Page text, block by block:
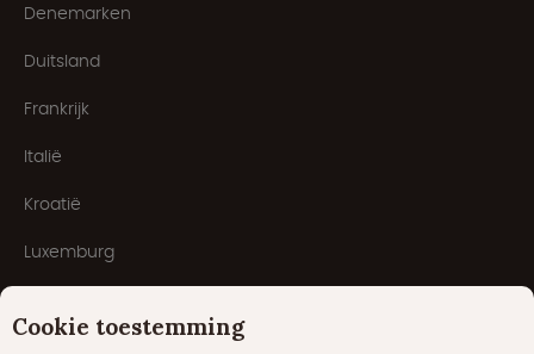
Denemarken
Duitsland
Frankrijk
Italië
Kroatië
Luxemburg
Cookie toestemming